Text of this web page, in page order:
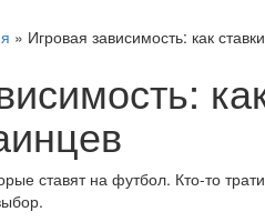
» Игровая зависимость: как
ставят на футбол. Кто-то